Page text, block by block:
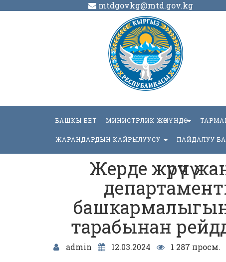
mtdgovkg@mtd.gov.kg
БАШКЫ БЕТ МИНИСТРЛИК ЖӨНҮНДӨ
ЖАРАНДАРДЫН КАЙРЫЛУУСУ ПАЙДАЛУУ
Жерде жүрүүчү
тарабынан
admin 12.03.2024
1 287 просм.